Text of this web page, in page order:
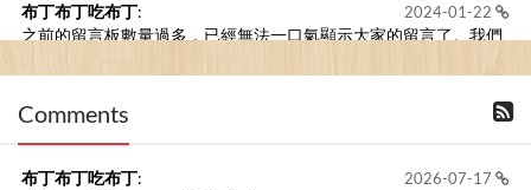
2024-01-22
布丁布丁吃布丁:
之前的留言板數量過多，已經無法一口氣顯示大家的留言了。我們
Comments
2026-07-17
布丁布丁吃布丁: